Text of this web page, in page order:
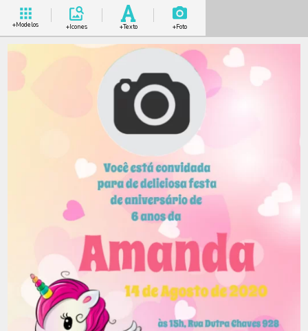
+Modelos +Icones +Texto +Foto